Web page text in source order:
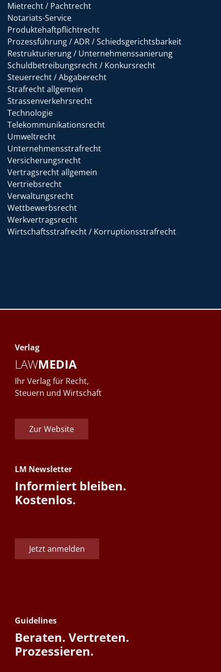
Mietrecht / Pachtrecht
Notariats-Service
Produktehaftpflichtrecht
Prozessführung / ADR / Schiedsgerichtsbarkeit
Restrukturierung / Unternehmenssanierung
Schuldbetreibungsrecht / Konkursrecht
Steuerrecht / Abgaberecht
Strafrecht allgemein
Strassenverkehrsrecht
Technologie
Telekommunikationsrecht
Umweltrecht
Unternehmensstrafrecht
Versicherungsrecht
Vertragsrecht allgemein
Vertriebsrecht
Verwaltungsrecht
Wettbewerbsrecht
Werkvertragsrecht
Wirtschaftsstrafrecht / Korruptionsstrafrecht
Verlag
LAWMEDIA
Ihr Verlag für Recht,
Steuern und Wirtschaft
Zur Website
LM Newsletter
Informiert bleiben.
Kostenlos.
Jetzt anmelden
Guidelines
Beraten. Vertreten.
Prozessieren.